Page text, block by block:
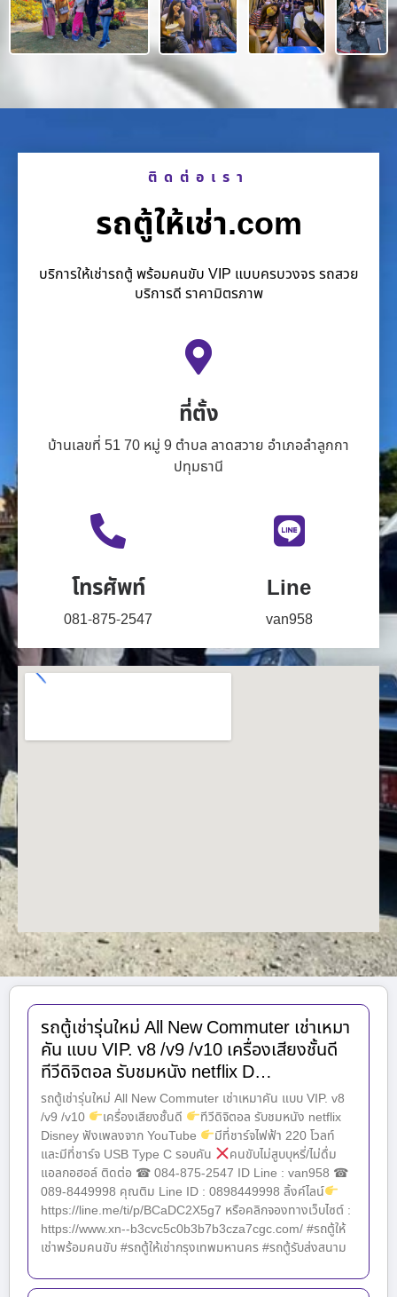
ติดต่อเรา
รถตู้ให้เช่า.com
บริการให้เช่ารถตู้ พร้อมคนขับ VIP แบบครบวงจร รถสวย
บริการดี ราคามิตรภาพ
ที่ตั้ง
บ้านเลขที่ 51 70 หมู่ 9 ตำบล ลาดสวาย อำเภอลำลูกกา
ปทุมธานี
โทรศัพท์
081-875-2547
Line
van958
รถตู้เช่ารุ่นใหม่ All New Commuter เช่าเหมา
คัน แบบ VIP. v8 /v9 /v10 เครื่องเสียงชั้นดี
ทีวีดิจิตอล รับชมหนัง netflix D…
รถตู้เช่ารุ่นใหม่ All New Commuter เช่าเหมาคัน แบบ VIP. v8
/v9 /v10
เครื่องเสียงชั้นดี
ทีวีดิจิตอล รับชมหนัง netflix
Disney ฟังเพลงจาก YouTube
มีที่ชาร์จไฟฟ้า 220 โวลท์
และมีที่ชาร์จ USB Type C รอบคัน
คนขับไม่สูบบุหรี่/ไม่ดื่ม
แอลกอฮอล์ ติดต่อ ☎ 084-875-2547 ID Line : van958 ☎
089-8449998 คุณติม Line ID : 0898449998 ลิ้งค์ไลน์
https://line.me/ti/p/BCaDC2X5g7 หรือคลิกจองทางเว็บไซต์ :
https://www.xn--b3cvc5c0b3b7b3cza7cgc.com/ #รถตู้ให้
เช่าพร้อมคนขับ #รถตู้ให้เช่ากรุงเทพมหานคร #รถตู้รับส่งสนาม